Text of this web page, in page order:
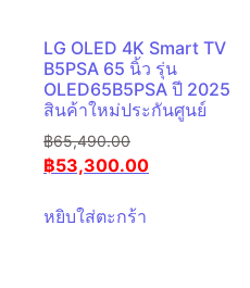
LG OLED 4K Smart TV
B5PSA 65 นิ้ว รุ่น
OLED65B5PSA ปี 2025
สินค้าใหม่ประกันศูนย์
฿65,490.00
฿53,300.00
หยิบใส่ตะกร้า